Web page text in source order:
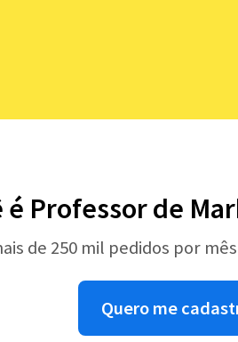
é Professor de
de 250 mil pedidos por
Quero me